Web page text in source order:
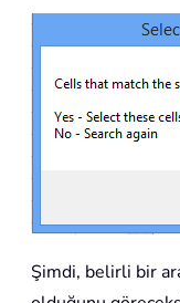
Şimdi, belirli bir